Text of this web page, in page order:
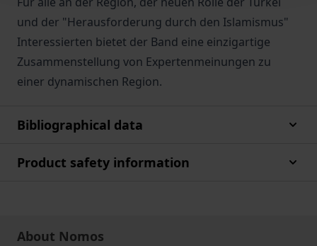
und der "Herausforderung durch den Islamismus"
Interessierten bietet der Band eine einzigartige
Zusammenstellung von Expertenmeinungen zu
einer dynamischen Region.
Bibliographical data
Product safety information
About Nomos